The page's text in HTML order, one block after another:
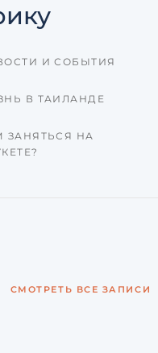
И СОБЫТИЯ
В ТАИЛАНДЕ
ЗАНЯТЬСЯ НА
СМОТРЕТЬ ВСЕ ЗАПИСИ